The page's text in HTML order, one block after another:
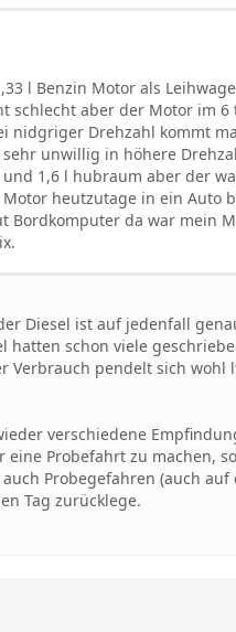
l Benzin Motor als
schlecht aber der Motor im
nidgriger Drehzahl kommt
unwillig in höhere
und 1,6 l hubraum aber der
heutzutage in ein Auto
Bordkomputer da war mein
Diesel ist auf jedenfall
hatten schon viele
Verbrauch pendelt sich
verschiedene
Probefahrt zu machen,
Probegefahren (auch
Tag zurücklege.